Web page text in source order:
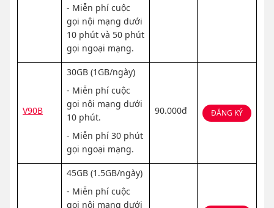
- Miễn phí cuộc
gọi nội mạng dưới
10 phút và 50 phút
gọi ngoại mạng.
V90B
30GB (1GB/ngày)
- Miễn phí cuộc
gọi nội mạng dưới
10 phút.
- Miễn phí 30 phút
gọi ngoại mạng.
90.000đ ĐĂNG KÝ
45GB (1.5GB/ngày)
- Miễn phí cuộc
gọi nội mạng dưới